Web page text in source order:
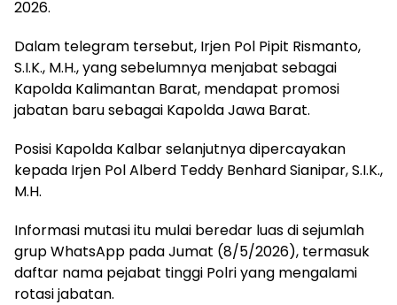
2026.
Dalam telegram tersebut, Irjen Pol Pipit Rismanto,
S.I.K., M.H., yang sebelumnya menjabat sebagai
Kapolda Kalimantan Barat, mendapat promosi
jabatan baru sebagai Kapolda Jawa Barat.
Posisi Kapolda Kalbar selanjutnya dipercayakan
kepada Irjen Pol Alberd Teddy Benhard Sianipar, S.I.K.,
M.H.
Informasi mutasi itu mulai beredar luas di sejumlah
grup WhatsApp pada Jumat (8/5/2026), termasuk
daftar nama pejabat tinggi Polri yang mengalami
rotasi jabatan.